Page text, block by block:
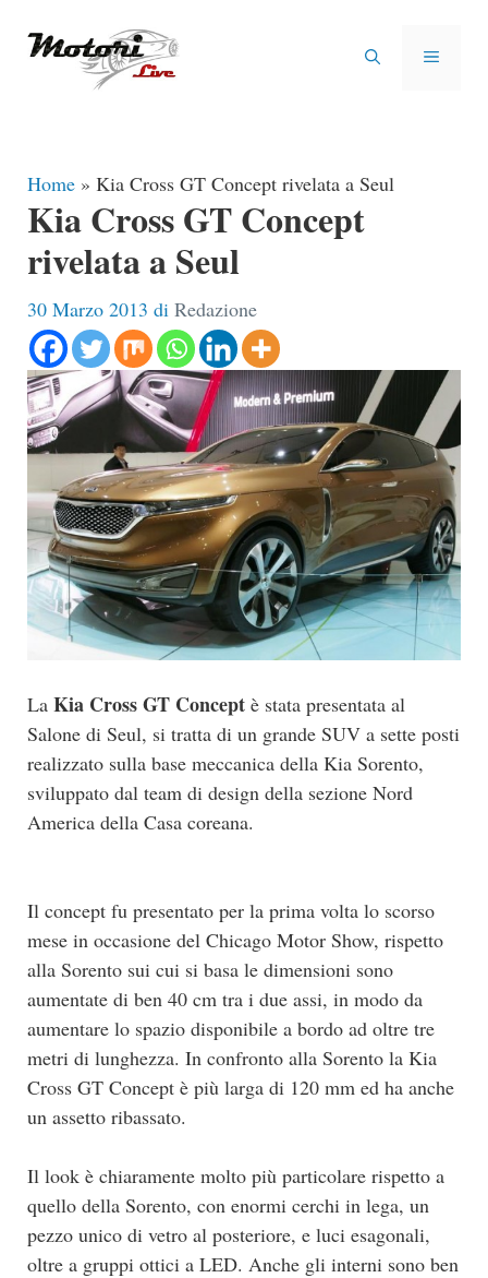
MENU
Home » Kia Cross GT Concept rivelata a Seul
Kia Cross GT Concept
rivelata a Seul
30 Marzo 2013 di Redazione
La Kia Cross GT Concept è stata presentata al
Salone di Seul, si tratta di un grande SUV a sette posti
realizzato sulla base meccanica della Kia Sorento,
sviluppato dal team di design della sezione Nord
America della Casa coreana.
Il concept fu presentato per la prima volta lo scorso
mese in occasione del Chicago Motor Show, rispetto
alla Sorento sui cui si basa le dimensioni sono
aumentate di ben 40 cm tra i due assi, in modo da
aumentare lo spazio disponibile a bordo ad oltre tre
metri di lunghezza. In confronto alla Sorento la Kia
Cross GT Concept è più larga di 120 mm ed ha anche
un assetto ribassato.
Il look è chiaramente molto più particolare rispetto a
quello della Sorento, con enormi cerchi in lega, un
pezzo unico di vetro al posteriore, e luci esagonali,
oltre a gruppi ottici a LED. Anche gli interni sono ben